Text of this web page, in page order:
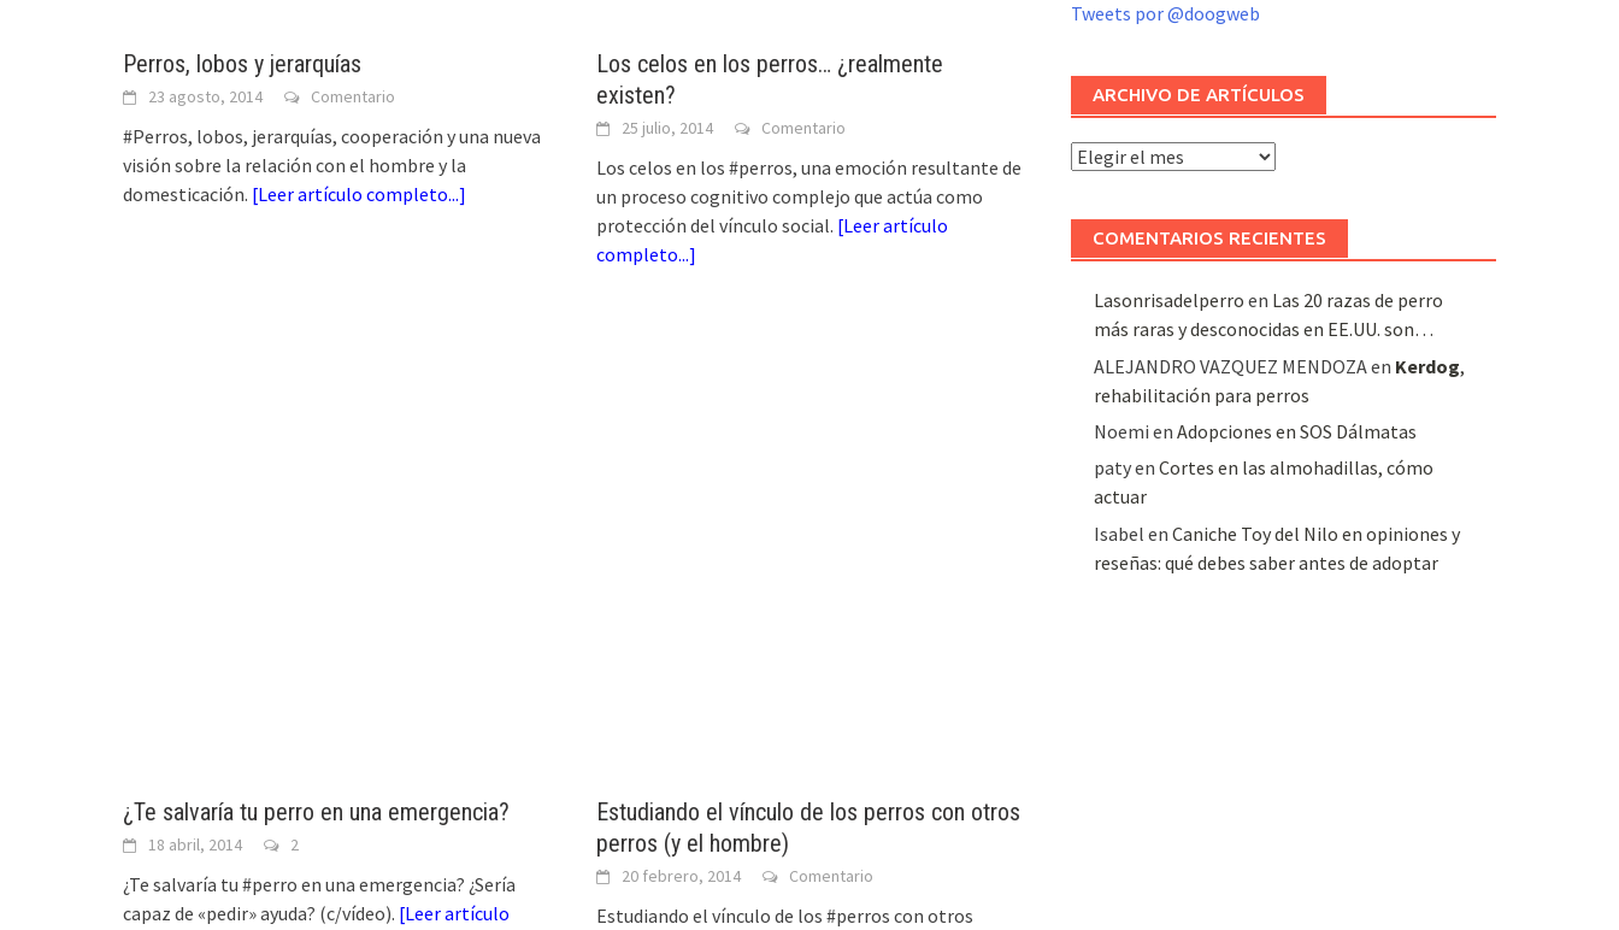
Perros, lobos y jerarquías
23 agosto, 2014 Comentario
#Perros, lobos, jerarquías, cooperación y una nueva
visión sobre la relación con el hombre y la
domesticación. [Leer artículo completo...]
Los celos en los perros… ¿realmente
existen?
25 julio, 2014 Comentario
Los celos en los #perros, una emoción resultante de
un proceso cognitivo complejo que actúa como
protección del vínculo social. [Leer artículo
completo...]
¿Te salvaría tu perro en una emergencia?
18 abril, 2014 2
¿Te salvaría tu #perro en una emergencia? ¿Sería
capaz de «pedir» ayuda? (c/vídeo). [Leer artículo
Estudiando el vínculo de los perros con otros
perros (y el hombre)
20 febrero, 2014 Comentario
Estudiando el vínculo de los #perros con otros
Tweets por @doogweb
ARCHIVO DE ARTÍCULOS
Archivo
artículos
COMENTARIOS RECIENTES
Lasonrisadelperro en Las 20 razas de perro
más raras y desconocidas en EE.UU. son…
ALEJANDRO VAZQUEZ MENDOZAen Kerdog,
rehabilitación para perros
Noemi en Adopciones en SOS Dálmatas
patyen Cortes en las almohadillas, cómo
actuar
Isabel en Caniche Toy del Nilo en opiniones y
reseñas: qué debes saber antes de adoptar